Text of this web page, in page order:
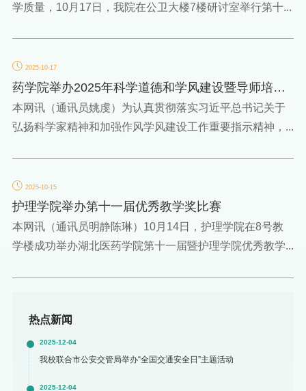
学质量，10月17日，我院在公卫大楼7楼研讨室举行第十...
2025-10-17
药学院举办2025年科学道德和学风建设暨导师培训
会
本网讯（通讯员姚虔）为认真贯彻落实习近平总书记关于
弘扬科学家精神和加强作风学风建设工作重要指示精神，...
2025-10-15
护理学院举办第十一届优秀教学奖比赛
本网讯（通讯员明静陈琳）10月14日，护理学院在8号教
学楼成功举办湖北医药学院第十一届暨护理学院优秀教学...
热点新闻
2025-12-04
我校联合市公安交管局举办“全国交通安全日”主题活动
2025-12-04